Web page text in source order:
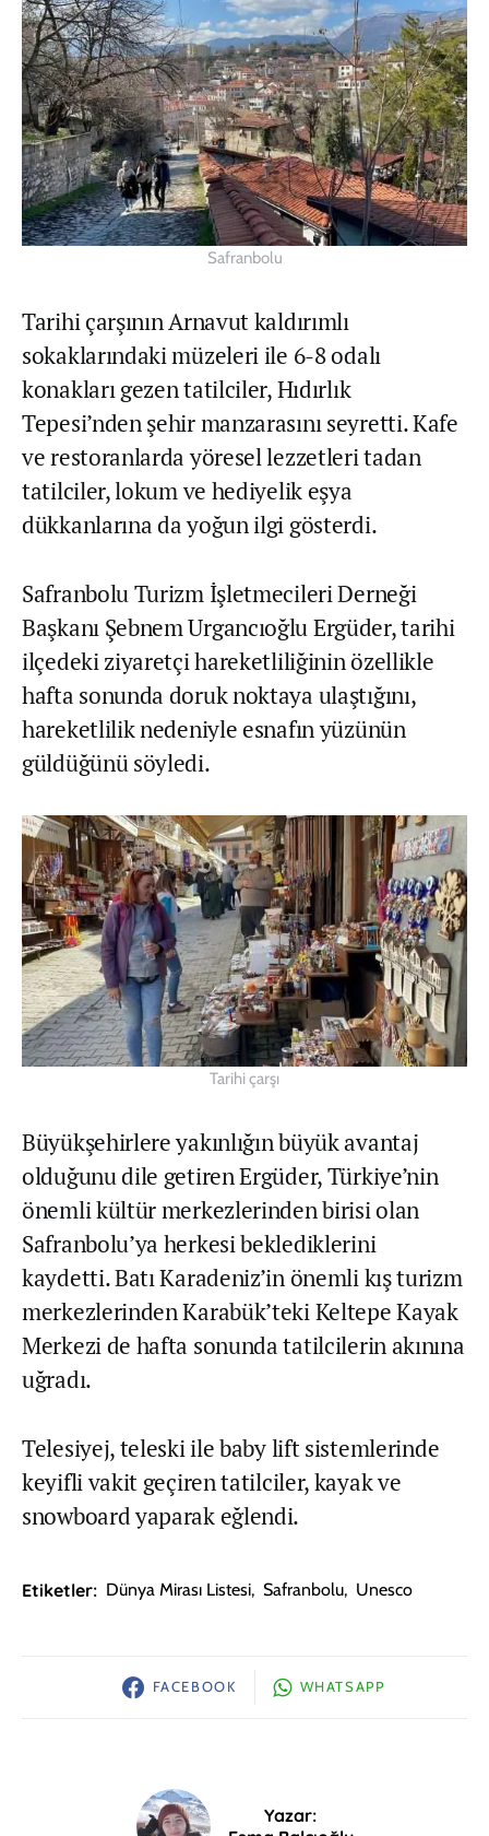
Safranbolu
Tarihi çarşının Arnavut kaldırımlı
sokaklarındaki müzeleri ile 6-8 odalı
konakları gezen tatilciler, Hıdırlık
Tepesi’nden şehir manzarasını seyretti. Kafe
ve restoranlarda yöresel lezzetleri tadan
tatilciler, lokum ve hediyelik eşya
dükkanlarına da yoğun ilgi gösterdi.
Safranbolu Turizm İşletmecileri Derneği
Başkanı Şebnem Urgancıoğlu Ergüder, tarihi
ilçedeki ziyaretçi hareketliliğinin özellikle
hafta sonunda doruk noktaya ulaştığını,
hareketlilik nedeniyle esnafın yüzünün
güldüğünü söyledi.
Tarihi çarşı
Büyükşehirlere yakınlığın büyük avantaj
olduğunu dile getiren Ergüder, Türkiye’nin
önemli kültür merkezlerinden birisi olan
Safranbolu’ya herkesi beklediklerini
kaydetti. Batı Karadeniz’in önemli kış turizm
merkezlerinden Karabük’teki Keltepe Kayak
Merkezi de hafta sonunda tatilcilerin akınına
uğradı.
Telesiyej, teleski ile baby lift sistemlerinde
keyifli vakit geçiren tatilciler, kayak ve
snowboard yaparak eğlendi.
Etiketler: Dünya Mirası Listesi, Safranbolu, Unesco
FACEBOOK WHATSAPP
Yazar: